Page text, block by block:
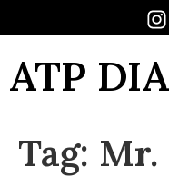
ATP
Tag: Mr.